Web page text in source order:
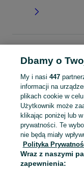
Komplety - Rybnik
KATEGORIA
ubranko do chrztu dla
Mapa kategorii
Mapa miejscowości
Mapa ministron
Dbamy o
My i nasi 447
informacji na
plikach cookie w
Użytkownik może
klikając poniżej lub
prywatności. Te
nie będą miały
Polityka
Wraz z naszymi
zapewnienia: